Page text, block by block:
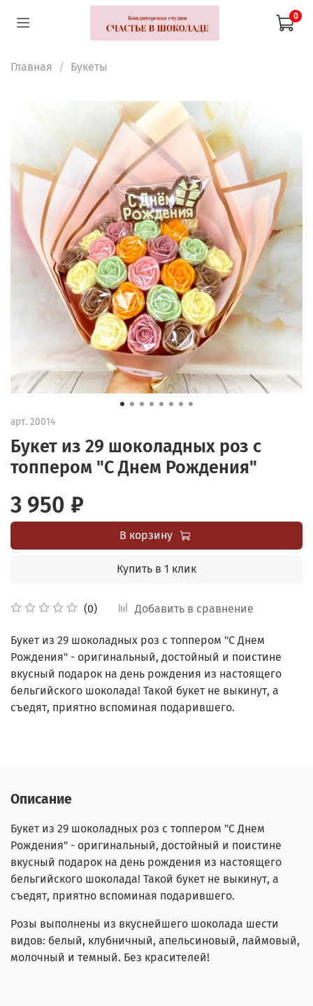
0
Главная Букеты
арт. 20014
Букет из 29 шоколадных роз с
топпером "С Днем Рождения"
(0) Добавить в сравнение
3 950 ₽
В корзину
Купить в 1 клик
Букет из 29 шоколадных роз с топпером "С Днем
Рождения" - оригинальный, достойный и поистине
вкусный подарок на день рождения из настоящего
бельгийского шоколада! Такой букет не выкинут, а
съедят, приятно вспоминая подарившего.
Описание
Букет из 29 шоколадных роз с топпером "С Днем
Рождения" - оригинальный, достойный и поистине
вкусный подарок на день рождения из настоящего
бельгийского шоколада! Такой букет не выкинут, а
съедят, приятно вспоминая подарившего.
Розы выполнены из вкуснейшего шоколада шести
видов: белый, клубничный, апельсиновый, лаймовый,
молочный и темный. Без красителей!